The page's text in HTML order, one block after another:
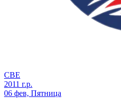
СВЕ
2011 г.р.
06 фев, Пятница